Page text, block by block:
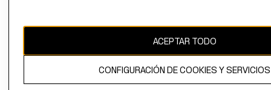
propiedad de H&M Hennes & Mauritz AB.ACEPTAR TODO
CONFIGURACIÓN DE COOKIES Y SERVICIOS